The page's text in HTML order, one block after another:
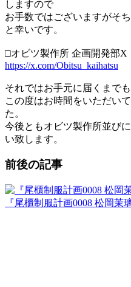
しますので
お手数ではございますがそ
と幸いです。
□オビツ製作所 企画開発部X
https://x.com/Obitsu_kaihatsu
それではお手元に届くまで
この度はお時間をいただい
た。
今後ともオビツ製作所並び
い致します。
前後の記事
『尾櫃制服計画0008 松岡